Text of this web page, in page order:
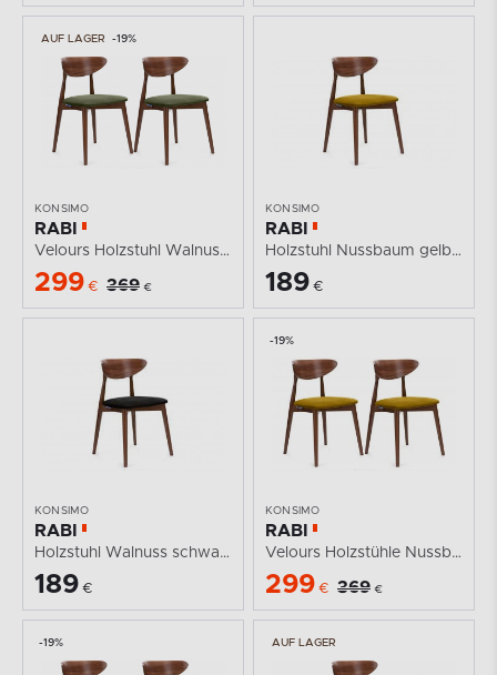
AUF LAGER -19%
KONSIMO
RABI
Velours Holzstuhl Walnuss mittelgrün 2tlg.
299 € 369 €
KONSIMO
RABI
Holzstuhl Nussbaum gelb Velours
189 €
KONSIMO
RABI
Holzstuhl Walnuss schwarz Velours
189 €
-19%
KONSIMO
RABI
Velours Holzstühle Nussbaum gelb 2tlg.
299 € 369 €
-19% AUF LAGER